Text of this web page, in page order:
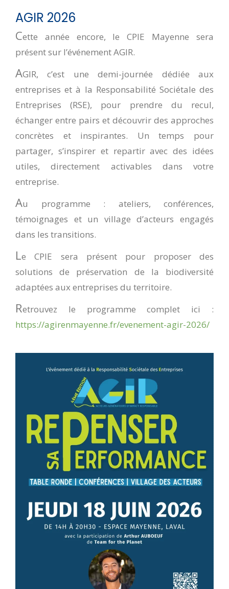
AGIR 2026
Cette année encore, le CPIE Mayenne sera
présent sur l’événement AGIR.
AGIR, c’est une demi-journée dédiée aux
entreprises et à la Responsabilité Sociétale des
Entreprises (RSE), pour prendre du recul,
échanger entre pairs et découvrir des approches
concrètes et inspirantes. Un temps pour
partager, s’inspirer et repartir avec des idées
utiles, directement activables dans votre
entreprise.
Au programme : ateliers, conférences,
témoignages et un village d’acteurs engagés
dans les transitions.
Le CPIE sera présent pour proposer des
solutions de préservation de la biodiversité
adaptées aux entreprises du territoire.
Retrouvez le programme complet ici :
https://agirenmayenne.fr/evenement-agir-2026/